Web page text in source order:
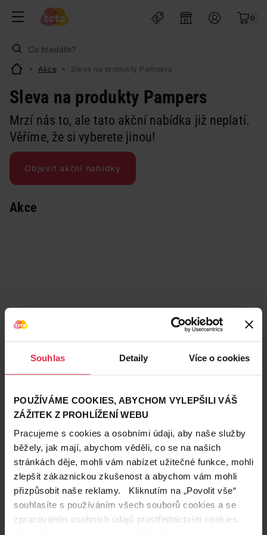
Souhlas Detaily Více o cookies
POUŽÍVÁME COOKIES, ABYCHOM VYLEPŠILI VÁŠ
ZÁŽITEK Z PROHLÍŽENÍ WEBU
Pracujeme s cookies a osobními údaji, aby naše služby
běžely, jak mají, abychom věděli, co se na našich
stránkách děje, mohli vám nabízet užitečné funkce, mohli
zlepšit zákaznickou zkušenost a abychom vám mohli
přizpůsobit naše reklamy. Kliknutím na „Povolit vše“
souhlasíte s používáním všech souborů cookies a se
zpracováním osobních údajů prostřednictvím cookies.
0
Akce Sleva na produkty Pampers
Sleva na produkty Pampers
Mrzí nás to, ale tato akční nabídka již neplatí.
Věříme, že si vyberete jinou!
Objevit akční nabídky
Akce
Teta prodejny a služby